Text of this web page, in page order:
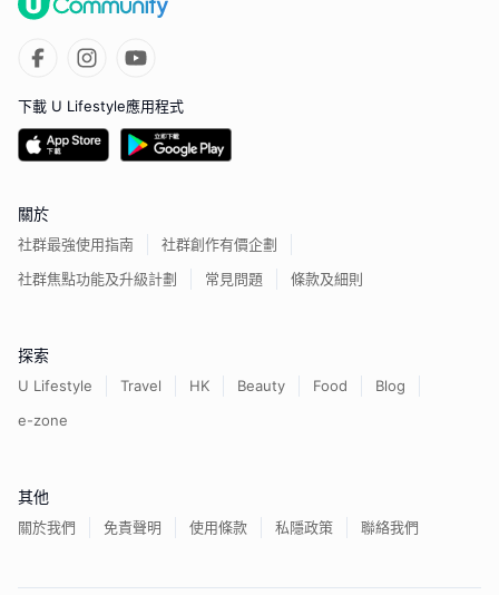
下載 U Lifestyle應用程式
關於
社群最強使用指南
社群創作有價企劃
社群焦點功能及升級計劃
常見問題 條款及細則
探索
U Lifestyle Travel HK Beauty Food
Blog
e-zone
其他
關於我們 免責聲明 使用條款 私隱政策 聯絡我們